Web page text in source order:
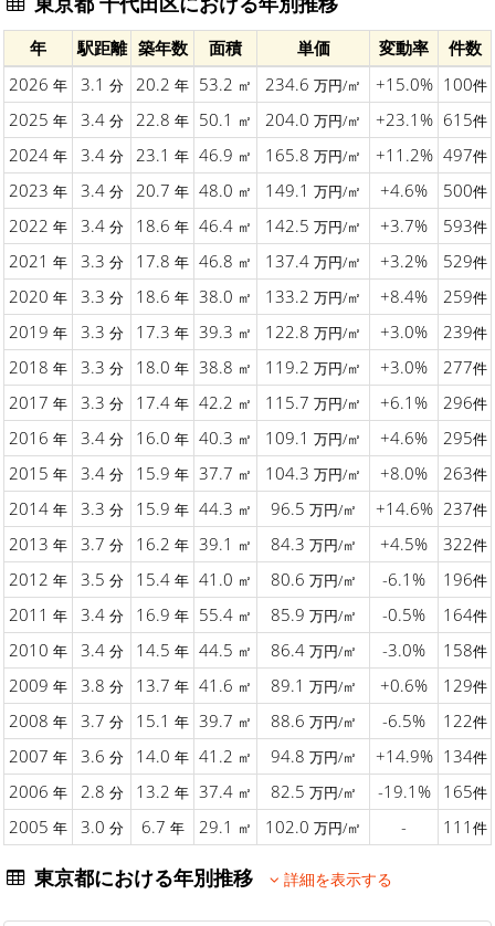
年 駅距離 築年数 面積 単価 変動率
件数
2026 年 3.1 分 20.2 年 53.2 ㎡ 234.6 万円/㎡ +15.0% 100件
2025 年 3.4 分 22.8 年 50.1 ㎡ 204.0 万円/㎡ +23.1% 615件
2024 年 3.4 分 23.1 年 46.9 ㎡ 165.8 万円/㎡ +11.2% 497件
2023 年 3.4 分 20.7 年 48.0 ㎡ 149.1 万円/㎡ +4.6% 500件
2022 年 3.4 分 18.6 年 46.4 ㎡ 142.5 万円/㎡ +3.7% 593件
2021 年 3.3 分 17.8 年 46.8 ㎡ 137.4 万円/㎡ +3.2% 529件
2020 年 3.3 分 18.6 年 38.0 ㎡ 133.2 万円/㎡ +8.4% 259件
2019 年 3.3 分 17.3 年 39.3 ㎡ 122.8 万円/㎡ +3.0% 239件
2018 年 3.3 分 18.0 年 38.8 ㎡ 119.2 万円/㎡ +3.0% 277件
2017 年 3.3 分 17.4 年 42.2 ㎡ 115.7 万円/㎡ +6.1% 296件
2016 年 3.4 分 16.0 年 40.3 ㎡ 109.1 万円/㎡ +4.6% 295件
2015 年 3.4 分 15.9 年 37.7 ㎡ 104.3 万円/㎡ +8.0% 263件
2014 年 3.3 分 15.9 年 44.3 ㎡ 96.5 万円/㎡ +14.6% 237件
2013 年 3.7 分 16.2 年 39.1 ㎡ 84.3 万円/㎡ +4.5% 322件
2012 年 3.5 分 15.4 年 41.0 ㎡ 80.6 万円/㎡ -6.1% 196件
2011 年 3.4 分 16.9 年 55.4 ㎡ 85.9 万円/㎡ -0.5% 164件
2010 年 3.4 分 14.5 年 44.5 ㎡ 86.4 万円/㎡ -3.0% 158件
2009 年 3.8 分 13.7 年 41.6 ㎡ 89.1 万円/㎡ +0.6% 129件
2008 年 3.7 分 15.1 年 39.7 ㎡ 88.6 万円/㎡ -6.5% 122件
2007 年 3.6 分 14.0 年 41.2 ㎡ 94.8 万円/㎡ +14.9% 134件
2006 年 2.8 分 13.2 年 37.4 ㎡ 82.5 万円/㎡ -19.1% 165件
2005 年 3.0 分 6.7 年 29.1 ㎡ 102.0 万円/㎡ - 111 件
東京都における年別推移 詳細を表示する